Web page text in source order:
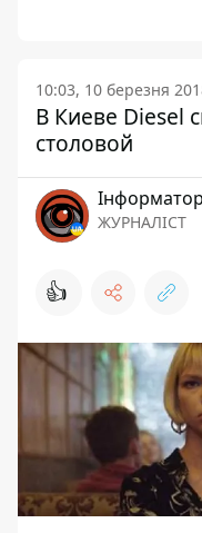
10:03, 10 березня
В Киеве Diesel
столовой
ЖУРНАЛІСТ
👍